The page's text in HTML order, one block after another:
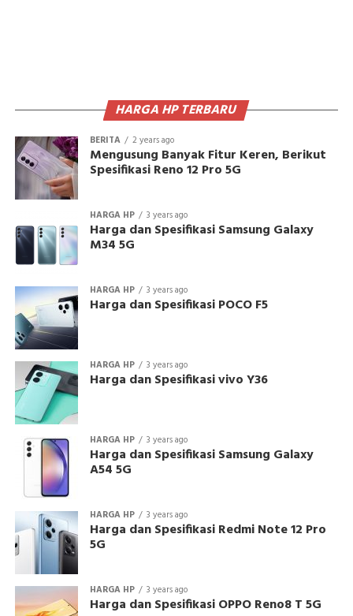
HARGA HP TERBARU
BERITA 2 years ago
Mengusung Banyak Fitur Keren, Berikut
Spesifikasi Reno 12 Pro 5G
HARGA HP 3 years ago
Harga dan Spesifikasi Samsung Galaxy
M34 5G
HARGA HP 3 years ago
Harga dan Spesifikasi POCO F5
HARGA HP 3 years ago
Harga dan Spesifikasi vivo Y36
HARGA HP 3 years ago
Harga dan Spesifikasi Samsung Galaxy
A54 5G
HARGA HP 3 years ago
Harga dan Spesifikasi Redmi Note 12 Pro
5G
HARGA HP 3 years ago
Harga dan Spesifikasi OPPO Reno8 T 5G